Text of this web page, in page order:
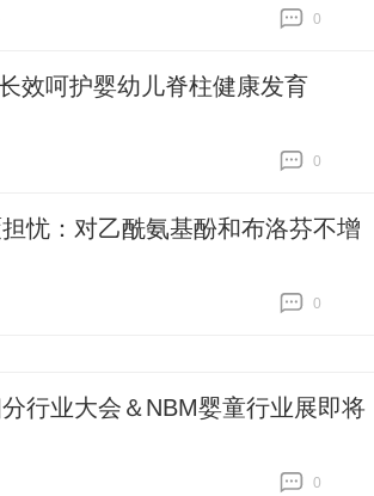
0
效呵护婴幼儿脊柱健康发育
0
忧：对乙酰氨基酚和布洛芬不增
0
行业大会＆NBM婴童行业展即将
0